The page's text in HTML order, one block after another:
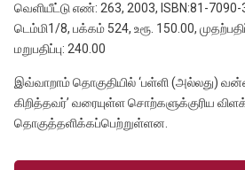
வெளியீட்டு எண்: 263, 2003, ISBN:81-7090-
டெம்மி1/8, பக்கம் 524, உரூ. 150.00,
மறுபதிப்பு: 240.00
இவ்வாறாம் தொகுதியில் ‘பள்ளி (அல்லது)
கிறித்தவர்’ வரையுள்ள சொற்களுக்குரிய
தொகுத்தளிக்கப்பெற்றுள்ளன.